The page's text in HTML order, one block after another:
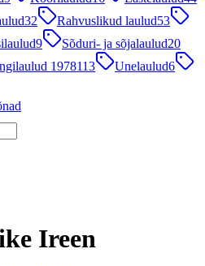
32 Rahvuslikud laulud53
9 Sõduri- ja sõjalaulud20
1978113 Unelaulud6
Ireen